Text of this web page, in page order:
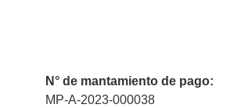
N° de mantamiento de pago:
MP-A-2023-000038